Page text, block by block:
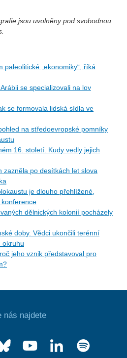
jsou uvolněny pod svobodnou
paleolitické „ekonomiky“, říká
se specializovali na lov
se formovala lidská sídla ve
na středoevropské pomníky
16. století. Kudy vedly jejich
zazněla po desítkách let slova
je dlouho přehlížené,
dělnických kolonií pocházely
doby. Vědci ukončili terénní
okruhu
jeho vznik představoval pro
nás najdete